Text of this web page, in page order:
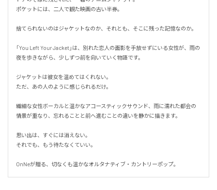
ポケットには、二人で観た映画の古い半券。
捨てられないのはジャケットなのか、それとも、そこに残った記憶なのか。
「You Left Your Jacket」は、別れた恋人の面影を手放せずにいる女性が、雨の
夜を歩きながら、少しずつ前を向いていく物語です。
ジャケットは彼女を温めてはくれない。
ただ、あの人のように感じられるだけ。
繊細な女性ボーカルと温かなアコースティックサウンド、雨に濡れた都会の
情景が重なり、忘れることと前へ進むことの違いを静かに描きます。
思い出は、すぐには消えない。
それでも、もう待たなくていい。
OnNeが贈る、切なくも温かなオルタナティブ・カントリーポップ。